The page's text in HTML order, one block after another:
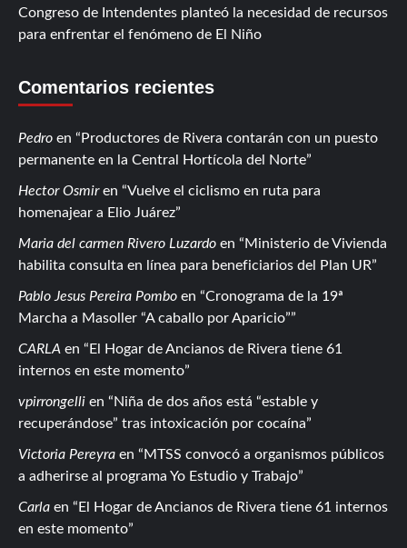
Congreso de Intendentes planteó la necesidad de recursos
para enfrentar el fenómeno de El Niño
Comentarios recientes
Pedro en
Productores de Rivera contarán con un puesto
permanente en la Central Hortícola del Norte
Hector Osmiren
Vuelve el ciclismo en ruta para
homenajear a Elio Juárez
Maria del carmen Rivero Luzardo en
Ministerio de Vivienda
habilita consulta en línea para beneficiarios del Plan UR
Pablo Jesus Pereira Pombo en
Cronograma de la 19ª
Marcha a Masoller “A caballo por Aparicio”
CARLA en
El Hogar de Ancianos de Rivera tiene 61
internos en este momento
vpirrongelli en
Niña de dos años está “estable y
recuperándose” tras intoxicación por cocaína
Victoria Pereyra en
MTSS convocó a organismos públicos
a adherirse al programa Yo Estudio y Trabajo
Carla en
El Hogar de Ancianos de Rivera tiene 61 internos
en este momento